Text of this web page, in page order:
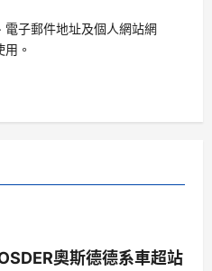
電子郵件地址及個人網站網
。
奧斯德德系車超站